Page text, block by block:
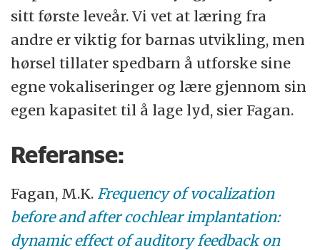
sitt første leveår. Vi vet at læring fra
andre er viktig for barnas utvikling, men
hørsel tillater spedbarn å utforske sine
egne vokaliseringer og lære gjennom sin
egen kapasitet til å lage lyd, sier Fagan.
Referanse:
Fagan, M.K. Frequency of vocalization
before and after cochlear implantation:
dynamic effect of auditory feedback on